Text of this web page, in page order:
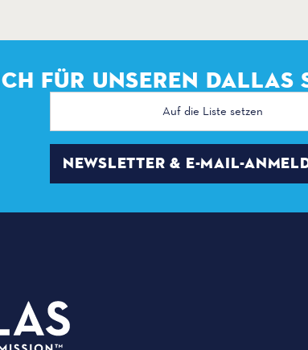
FÜR UNSEREN DALLAS
E-
NEWSLETTER & E-MAIL-